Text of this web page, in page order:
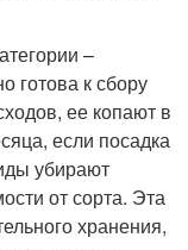
–
готова к сбору
ее копают в
если посадка
убирают
от сорта. Эта
хранения,